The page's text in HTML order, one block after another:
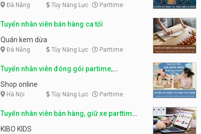
Đà Nẵng Tùy Năng Lực Parttime
Tuyển nhân viên bán hàng ca tối
Quán kem dừa
Đà Nẵng Tùy Năng Lực Parttime
Tuyển nhân viên đóng gói partime,
fulltime
Shop online
Hà Nội Tùy Năng Lực Parttime
Tuyển nhân viên bán hàng, giữ xe parttime
– Kibo Kid
KIBO KIDS